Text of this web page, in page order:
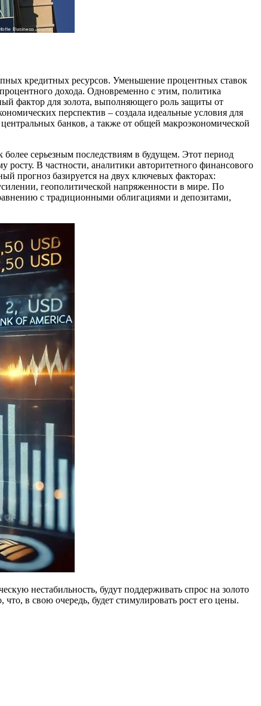
кредитных ресурсов. Уменьшение процентных ставок
дохода. Одновременно с этим, политика
фактор для золота, выполняющего роль защиты от
перспектив – создала идеальные условия для
банков, а также от общей макроэкономической
серьезным последствиям в будущем. Этот период
росту. В частности, аналитики авторитетного финансового
прогноз базируется на двух ключевых факторах:
геополитической напряженности в мире. По
с традиционными облигациями и депозитами,
нестабильность, будут поддерживать спрос на золото
в свою очередь, будет стимулировать рост его цены.